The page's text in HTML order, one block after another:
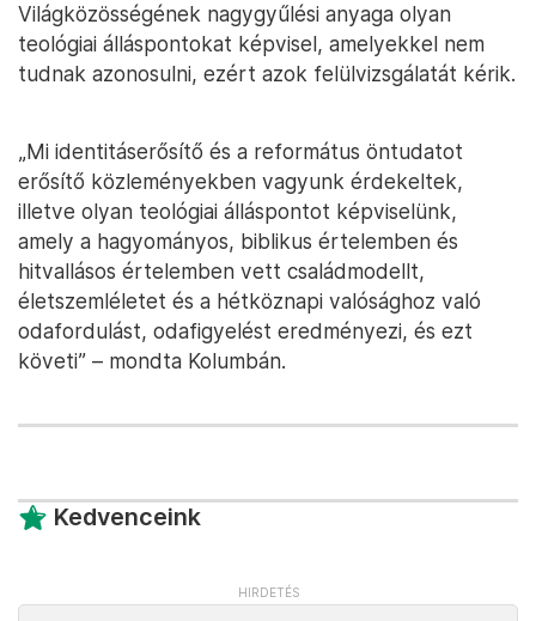
Világközösségének nagygyűlési anyaga olyan
teológiai álláspontokat képvisel, amelyekkel nem
tudnak azonosulni, ezért azok felülvizsgálatát kérik.
„Mi identitáserősítő és a református öntudatot
erősítő közleményekben vagyunk érdekeltek,
illetve olyan teológiai álláspontot képviselünk,
amely a hagyományos, biblikus értelemben és
hitvallásos értelemben vett családmodellt,
életszemléletet és a hétköznapi valósághoz való
odafordulást, odafigyelést eredményezi, és ezt
követi” – mondta Kolumbán.
Kedvenceink